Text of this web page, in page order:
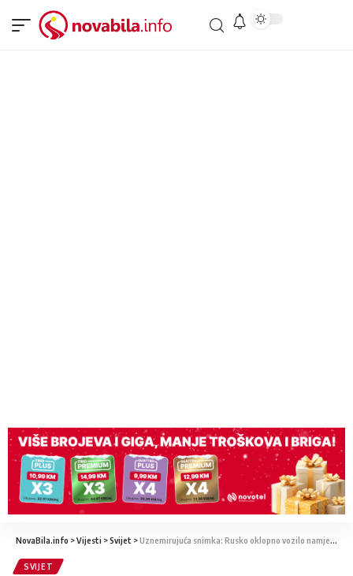
NovaBila.info >Vijesti >Svijet >Uznemirujuća snimka: Rusko oklopno vozilo namjerno pregazilo automobil u predgrađu Kijeva
SVIJET